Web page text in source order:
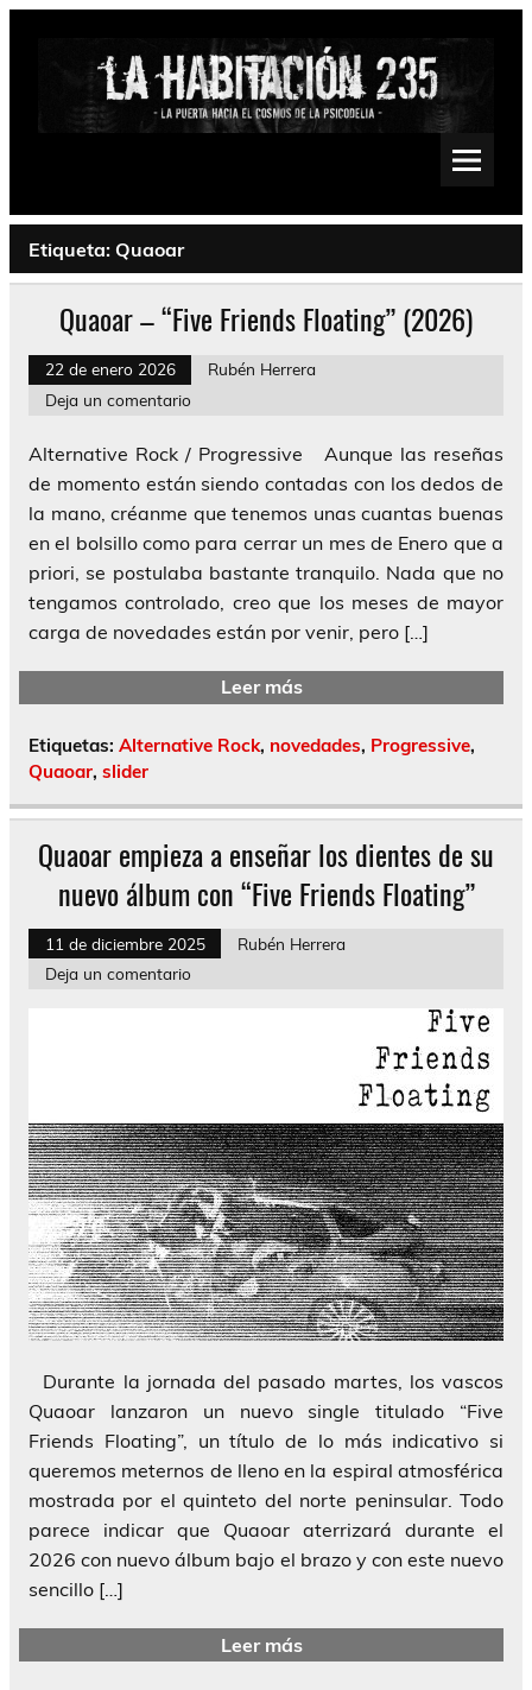
Saltar
Psychedelic, Stoner, Doom, Sludge, Fuzz, Space, Drone
Etiqueta: Quaoar
Quaoar – “Five Friends Floating” (2026)
22 de enero 2026
Rubén Herrera
Deja un comentario
Alternative Rock / Progressive Aunque las reseñas
de momento están siendo contadas con los dedos de
la mano, créanme que tenemos unas cuantas buenas
en el bolsillo como para cerrar un mes de Enero que a
priori, se postulaba bastante tranquilo. Nada que no
tengamos controlado, creo que los meses de mayor
carga de novedades están por venir, pero […]
Leer más
Etiquetas: Alternative Rock, novedades, Progressive,
Quaoar, slider
Quaoar empieza a enseñar los dientes de su
nuevo álbum con “Five Friends Floating”
11 de diciembre 2025
Rubén Herrera
Deja un comentario
Durante la jornada del pasado martes, los vascos
Quaoar lanzaron un nuevo single titulado “Five
Friends Floating”, un título de lo más indicativo si
queremos meternos de lleno en la espiral atmosférica
mostrada por el quinteto del norte peninsular. Todo
parece indicar que Quaoar aterrizará durante el
2026 con nuevo álbum bajo el brazo y con este nuevo
sencillo […]
Leer más